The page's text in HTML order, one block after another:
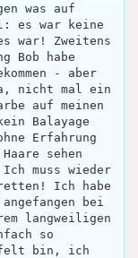
was auf
es war keine
war! Zweitens
Bob habe
- aber
nicht mal ein
auf meinen
Balayage
Erfahrung
sehen
muss wieder
Ich habe
bei
langweiligen
so
bin, ich